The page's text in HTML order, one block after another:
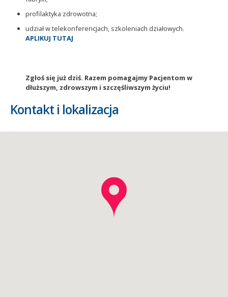
profilaktyka zdrowotna;
udział w telekonferencjach, szkoleniach działowych.
APLIKUJ TUTAJ
Zgłoś się już dziś. Razem pomagajmy Pacjentom w
dłuższym, zdrowszym i szczęśliwszym życiu!
Kontakt i lokalizacja